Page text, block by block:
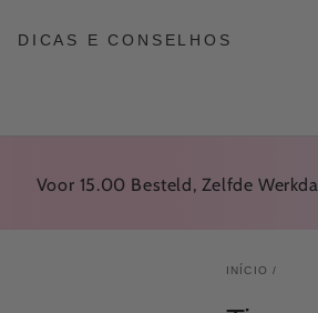
DICAS E CONSELHOS
Voor 15.00 Besteld, Zelfde Werkdag
INÍCIO /